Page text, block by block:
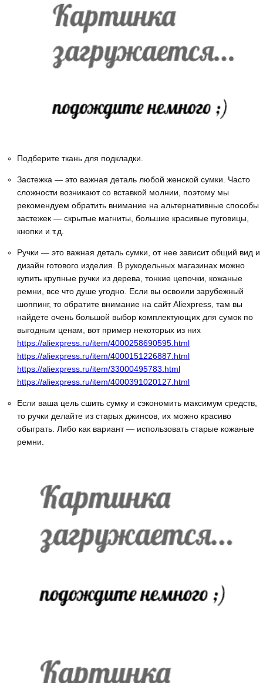
Подберите ткань для подкладки.
Застежка — это важная деталь любой женской сумки. Часто
сложности возникают со вставкой молнии, поэтому мы
рекомендуем обратить внимание на альтернативные способы
застежек — скрытые магниты, большие красивые пуговицы,
кнопки и т.д.
Ручки — это важная деталь сумки, от нее зависит общий вид и
дизайн готового изделия. В рукодельных магазинах можно
купить крупные ручки из дерева, тонкие цепочки, кожаные
ремни, все что душе угодно. Если вы освоили зарубежный
шоппинг, то обратите внимание на сайт Aliexpress, там вы
найдете очень большой выбор комплектующих для сумок по
выгодным ценам, вот пример некоторых из них
https://aliexpress.ru/item/4000258690595.html
https://aliexpress.ru/item/4000151226887.html
https://aliexpress.ru/item/33000495783.html
https://aliexpress.ru/item/4000391020127.html
Если ваша цель сшить сумку и сэкономить максимум средств,
то ручки делайте из старых джинсов, их можно красиво
обыграть. Либо как вариант — использовать старые кожаные
ремни.